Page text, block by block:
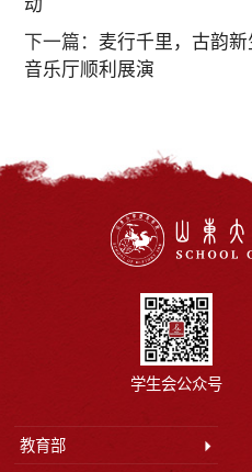
动
下一篇：麦行千里，古韵
音乐厅顺利展演
学生会公众号
教育部